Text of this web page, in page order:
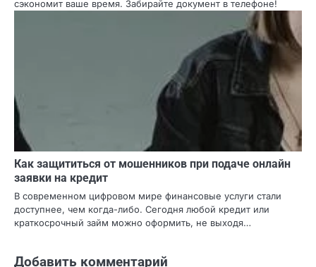
Как получить справку об остатке долга в
Хотите быстро получить справку об остатке долга в
приложении? Мы подготовили простую инструкцию,
которая сэкономит ваше время. Забирайте документ в
телефоне!